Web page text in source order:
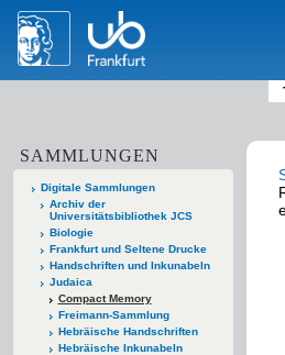
SAMMLUNGEN
Digitale Sammlungen
Archiv der
Universitätsbibliothek JCS
Biologie
Frankfurt und Seltene Drucke
Handschriften und Inkunabeln
Judaica
Compact Memory
Freimann-Sammlung
Hebräische Handschriften
Hebräische Inkunabeln